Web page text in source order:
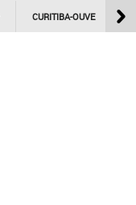
CURITIBA-OUVE